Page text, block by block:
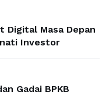
Digital Masa Depan
Investor
Gadai BPKB